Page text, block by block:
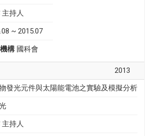
主持人
~ 2015.07
構 國科會
2013
發光元件與太陽能電池之實驗及模擬分析
主持人